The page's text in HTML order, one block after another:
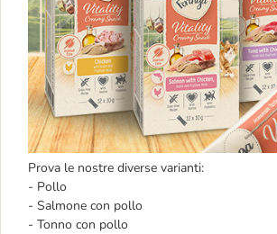
Prova le nostre diverse varianti:
- Pollo
- Salmone con pollo
- Tonno con pollo